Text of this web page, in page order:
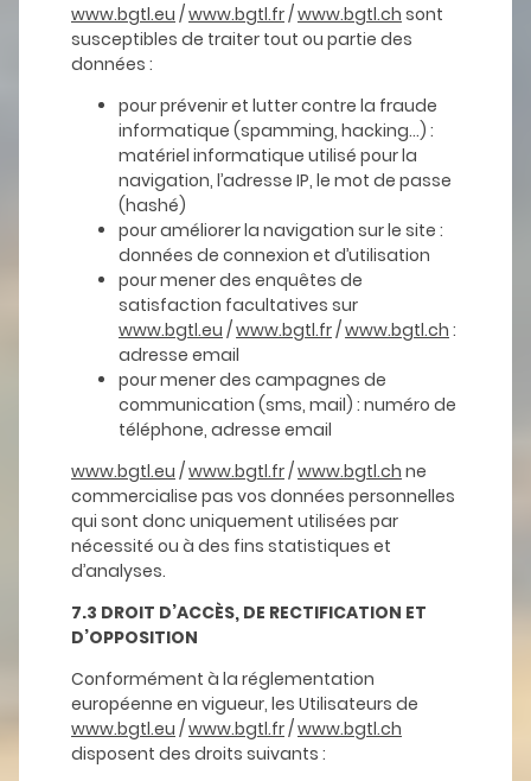
www.bgtl.eu /www.bgtl.fr/www.bgtl.ch sont
susceptibles de traiter tout ou partie des
données :
pour prévenir et lutter contre la fraude
informatique (spamming, hacking…) :
matériel informatique utilisé pour la
navigation, l’adresse IP, le mot de passe
(hashé)
pour améliorer la navigation sur le site :
données de connexion et d’utilisation
pour mener des enquêtes de
satisfaction facultatives sur
www.bgtl.eu /www.bgtl.fr/www.bgtl.ch :
adresse email
pour mener des campagnes de
communication (sms, mail) : numéro de
téléphone, adresse email
www.bgtl.eu /www.bgtl.fr/www.bgtl.ch ne
commercialise pas vos données personnelles
qui sont donc uniquement utilisées par
nécessité ou à des fins statistiques et
d’analyses.
7.3 DROIT D’ACCÈS, DE RECTIFICATION ET
D’OPPOSITION
Conformément à la réglementation
européenne en vigueur, les Utilisateurs de
www.bgtl.eu /www.bgtl.fr/www.bgtl.ch
disposent des droits suivants :